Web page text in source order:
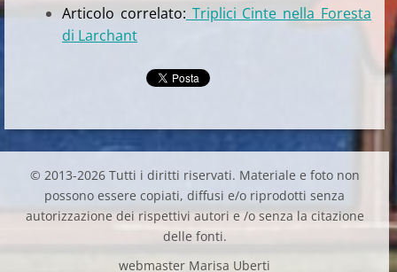
Articolo correlato: Triplici Cinte nella Foresta
di Larchant
© 2013-2026 Tutti i diritti riservati. Materiale e foto non
possono essere copiati, diffusi e/o riprodotti senza
autorizzazione dei rispettivi autori e /o senza la citazione
delle fonti.
webmaster Marisa Uberti